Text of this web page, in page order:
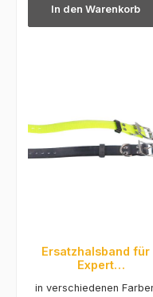
In den Warenkorb
Ersatzhalsband für
Expert
cm
in verschiedenen